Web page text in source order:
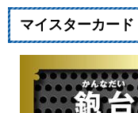
マイスターカード